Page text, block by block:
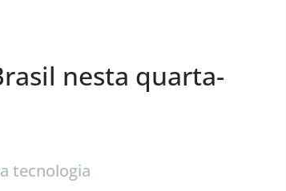
nesta quarta-
tecnologia